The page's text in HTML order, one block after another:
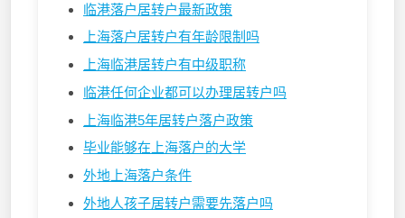
临港落户居转户最新政策
上海落户居转户有年龄限制吗
上海临港居转户有中级职称
临港任何企业都可以办理居转户吗
上海临港5年居转户落户政策
毕业能够在上海落户的大学
外地上海落户条件
外地人孩子居转户需要先落户吗